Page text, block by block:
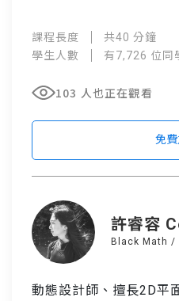
課程長度
共40 分鐘
學生人數
有7,726 位同
103 人也正在觀看
免費
許睿容
Black Math /
動態設計師、擅長2D平